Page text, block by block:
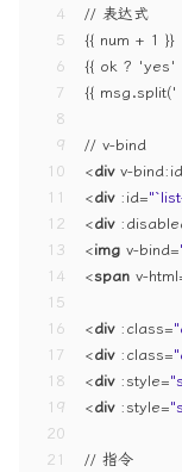
4
5
6
7
8
9
10
11
12
13
14
15
16
17
18
19
20
21
// 表达式
{{ num + 1 }}
{{ ok ?
{{
// v-bind
<div v-bind:id
<div :id=
<div
<img v-bind=
<span v-html
<div :class=
<div :class=
<div :style=
<div :style=
// 指令